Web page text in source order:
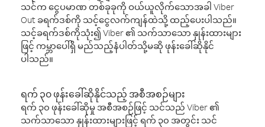
သင်က ငွေပမာဏ တစ်ခုခုကို ဝယ်ယူလိုက်သောအခါ Viber
Out ခရက်ဒစ်ကို သင့်ငွေလက်ကျန်ထဲသို့ ထည့်ပေးပါသည်။
သင့်ခရက်ဒစ်ကိုသုံး၍ Viber ၏ သက်သာသော နှုန်းထားများ
ဖြင့် ကမ္ဘာပေါ်ရှိ မည်သည့်နံပါတ်သို့မဆို ဖုန်းခေါ်ဆိုနိုင်
ပါသည်။
ရက် ၃၀ ဖုန်းခေါ်ဆိုနိုင်သည့် အစီအစဉ်များ
ရက် ၃၀ ဖုန်းခေါ်ဆိုမှု အစီအစဉ်ဖြင့် သင်သည် Viber ၏
သက်သာသော နှုန်းထားများဖြင့် ရက် ၃၀ အတွင်း သင်